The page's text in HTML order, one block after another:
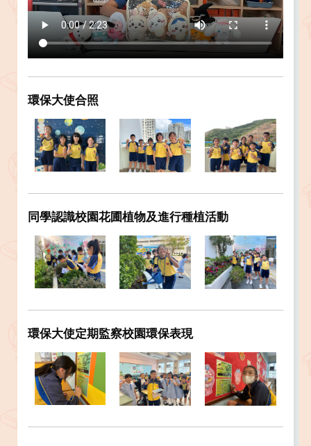
環保大使合照
同學認識校園花圃植物及進行種植活動
環保大使定期監察校園環保表現